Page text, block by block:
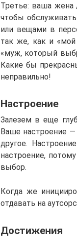
Третье: ваша
чтобы
или вещами в
так же, как и
«муж, который
Какие бы
неправильно!
Настроение
Залезем в еще
Ваше настроение
другое.
настроение,
выбор.
Когда же
отдавать на
Достижения